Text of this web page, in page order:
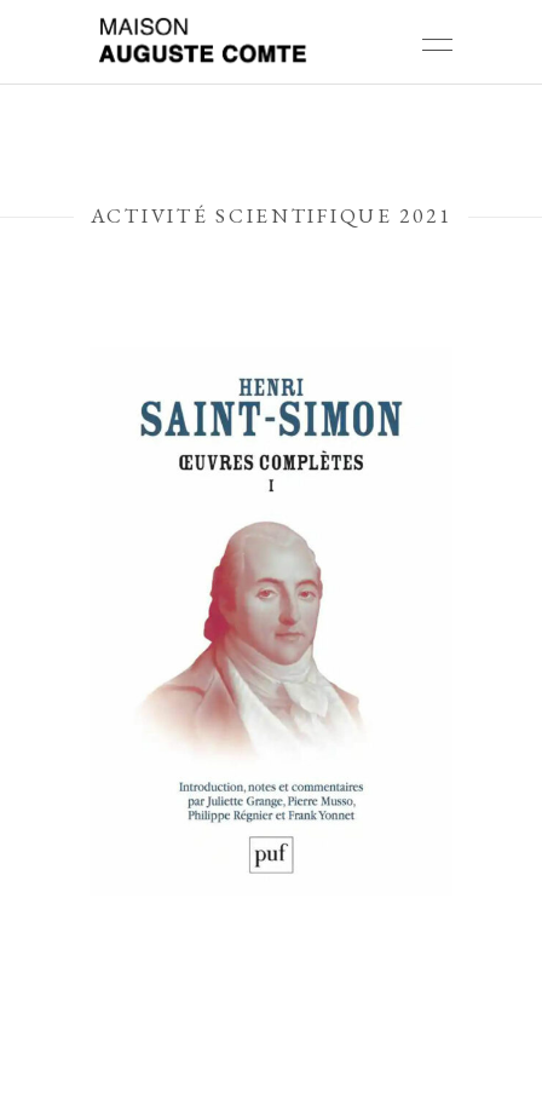
ACTIVITÉ SCIENTIFIQUE 2021